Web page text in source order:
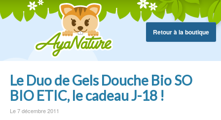
Retour à la boutique
Le Duo de Gels Douche Bio SO
BIO ETIC, le cadeau J-18 !
Le 7 décembre 2011